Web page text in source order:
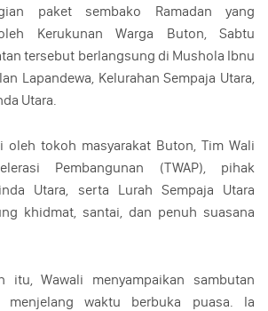
paket sembako Ramadan yang
Kerukunan Warga Buton, Sabtu
tersebut berlangsung di Mushola Ibnu
Lapandewa, Kelurahan Sempaja Utara,
Utara.
oleh tokoh masyarakat Buton, Tim Wali
Pembangunan (TWAP), pihak
Utara, serta Lurah Sempaja Utara
khidmat, santai, dan penuh suasana
itu, Wawali menyampaikan sambutan
menjelang waktu berbuka puasa. Ia